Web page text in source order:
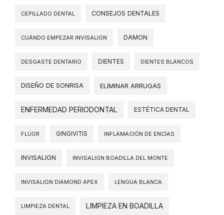
CEPILLADO DENTAL CONSEJOS DENTALES
CUÁNDO EMPEZAR INVISALIGN DAMON
DESGASTE DENTARIO DIENTES DIENTES BLANCOS
DISEÑO DE SONRISA ELIMINAR ARRUGAS
ENFERMEDAD PERIODONTAL ESTÉTICA DENTAL
FLÚOR GINGIVITIS INFLAMACIÓN DE ENCÍAS
INVISALIGN INVISALIGN BOADILLA DEL MONTE
INVISALIGN DIAMOND APEX LENGUA BLANCA
LIMPIEZA DENTAL LIMPIEZA EN BOADILLA